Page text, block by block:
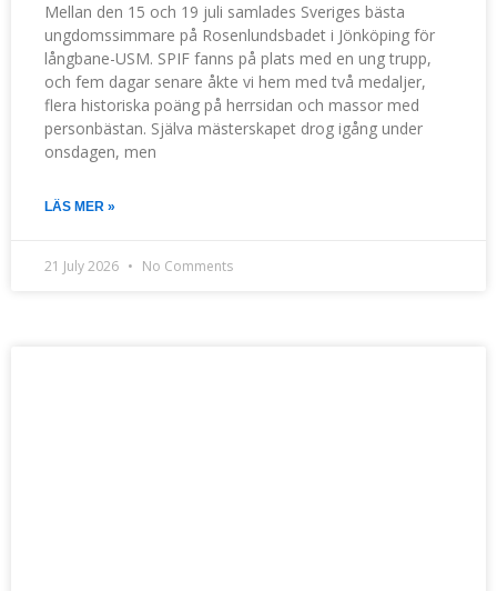
Mellan den 15 och 19 juli samlades Sveriges bästa
ungdomssimmare på Rosenlundsbadet i Jönköping för
långbane-USM. SPIF fanns på plats med en ung trupp,
och fem dagar senare åkte vi hem med två medaljer,
flera historiska poäng på herrsidan och massor med
personbästan. Själva mästerskapet drog igång under
onsdagen, men
LÄS MER »
21 July 2026 No Comments